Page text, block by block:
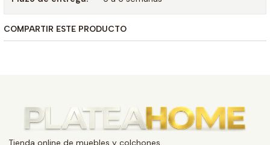
COMPARTIR ESTE PRODUCTO
Tienda online de muebles y colchones.